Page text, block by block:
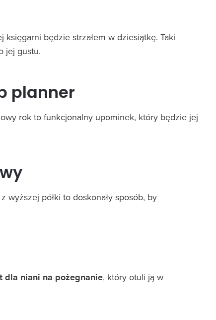
będzie strzałem w dziesiątkę. Taki
jej gustu.
planner
rok to funkcjonalny upominek, który będzie jej
wyższej półki to doskonały sposób, by
dla niani na pożegnanie, który otuli ją w